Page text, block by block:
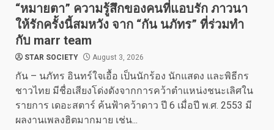
“หมายตา” ความรู้สึกของคนที่แอบรัก ภาวนา
ให้รักครั้งนี้สมหวัง จาก “กัน นภัทร” ที่ร่วมทำ
กับ marr team
STAR SOCIETY August 3, 2026
กัน – นภัทร อินทร์ใจเอื้อ เป็นนักร้อง นักแสดง และพิธีกร
ชาวไทย มีชื่อเสียงโด่งดังจากการคว้าตำแหน่งชนะเลิศใน
รายการ เดอะสตาร์ ค้นฟ้าคว้าดาว ปี 6 เมื่อปี พ.ศ. 2553 มี
ผลงานเพลงฮิตมากมาย เช่น...